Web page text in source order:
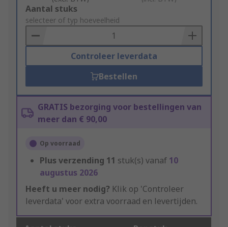
Add
to
Basket
Aantal stuks
selecteer of typ hoeveelheid
Controleer leverdata
Bestellen
GRATIS bezorging voor bestellingen van
meer dan € 90,00
Op voorraad
Plus verzending 11 stuk(s) vanaf 10
augustus 2026
Heeft u meer nodig? Klik op 'Controleer
leverdata' voor extra voorraad en levertijden.